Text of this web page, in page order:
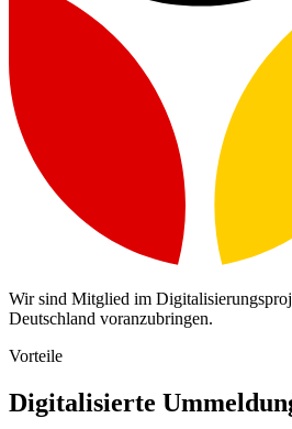
Wir sind Mitglied im
Deutschland voranzubringen.
Vorteile
Digitalisierte